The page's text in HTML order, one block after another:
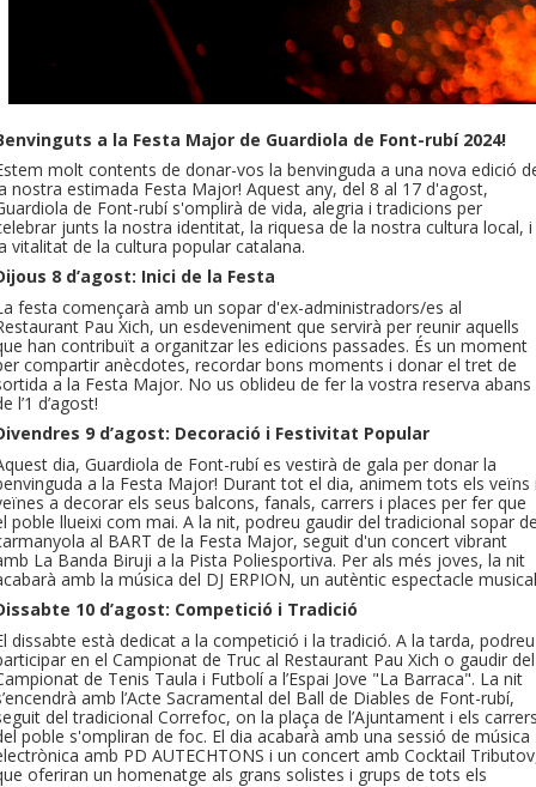
a la Festa Major de Guardiola de Font-rubí 2024!
molt contents de donar-vos la benvinguda a una nova edició
nostra estimada Festa Major! Aquest any, del 8 al 17 d'agost,
de Font-rubí s'omplirà de vida, alegria i tradicions per
junts la nostra identitat, la riquesa de la nostra cultura local, i
vitalitat de la cultura popular catalana.
8 d’agost: Inici de la Festa
festa començarà amb un sopar d'ex-administradors/es al
Pau Xich, un esdeveniment que servirà per reunir aquells
han contribuït a organitzar les edicions passades. És un moment
compartir anècdotes, recordar bons moments i donar el tret de
a la Festa Major. No us oblideu de fer la vostra reserva abans
l’1 d’agost!
9 d’agost: Decoració i Festivitat Popular
dia, Guardiola de Font-rubí es vestirà de gala per donar la
a la Festa Major! Durant tot el dia, animem tots els veïns
a decorar els seus balcons, fanals, carrers i places per fer que
poble llueixi com mai. A la nit, podreu gaudir del tradicional sopar
al BART de la Festa Major, seguit d'un concert vibrant
La Banda Biruji a la Pista Poliesportiva. Per als més joves, la nit
amb la música del DJ ERPION, un autèntic espectacle
10 d’agost: Competició i Tradició
dissabte està dedicat a la competició i la tradició. A la tarda, podreu
en el Campionat de Truc al Restaurant Pau Xich o gaudir del
de Tenis Taula i Futbolí a l’Espai Jove "La Barraca". La nit
amb l’Acte Sacramental del Ball de Diables de Font-rubí,
del tradicional Correfoc, on la plaça de l’Ajuntament i els
poble s'ompliran de foc. El dia acabarà amb una sessió de música
amb PD AUTECHTONS i un concert amb Cocktail
oferiran un homenatge als grans solistes i grups de tots els